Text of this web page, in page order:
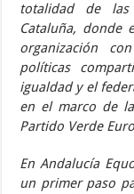
totalidad de las
Cataluña, donde
organización
políticas
igualdad y el
en el marco de
Partido Verde
En Andalucía
un primer paso